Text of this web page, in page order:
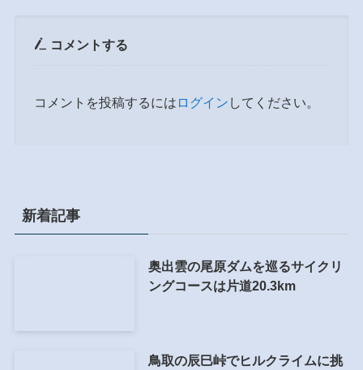
コメントする
コメントを投稿するには ログイン してください。
新着記事
奥出雲の尾原ダムを巡るサイクリ
ングコースは片道20.3km
鳥取の辰巳峠でヒルクライムに挑